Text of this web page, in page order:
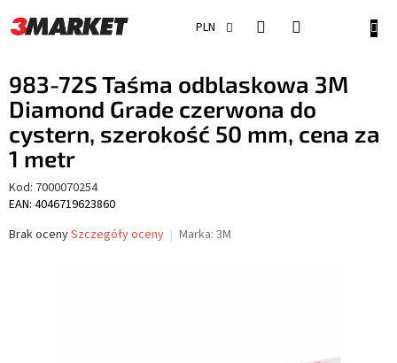
do
treści
PLN
983-72S Taśma odblaskowa 3M
Diamond Grade czerwona do
cystern, szerokość 50 mm, cena za
1 metr
Kod: 7000070254
EAN: 4046719623860
Średnia
Brak ocenySzczegóły oceny Marka: 3M